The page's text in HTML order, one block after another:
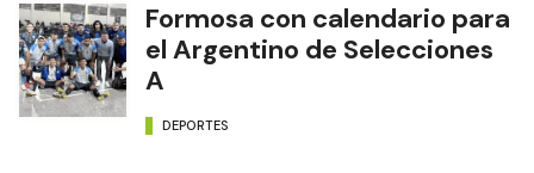
Formosa con calendario para
el Argentino de Selecciones
A
DEPORTES